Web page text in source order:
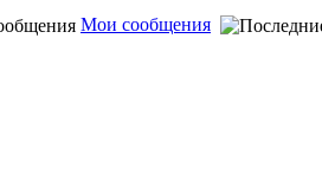
Мои сообщения